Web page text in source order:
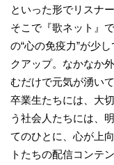
といった形でリスナ
そこで『歌ネット』
の“心の免疫力”が少
クアップ。なかなか
むだけで元気が湧い
卒業生たちには、大
う社会人たちには、
てのひとに、心が上
トたちの配信コンテ